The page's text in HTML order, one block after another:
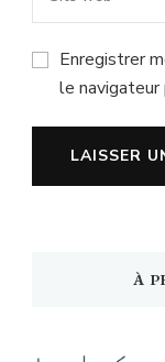
Enregistrer
le navigateur
À